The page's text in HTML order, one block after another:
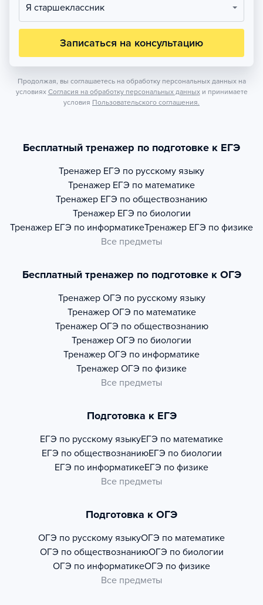
Я старшеклассник
Записаться на консультацию
Продолжая, вы соглашаетесь на обработку персональных данных на
условиях Согласия на обработку персональных данных и принимаете
условия Пользовательского соглашения.
Бесплатный тренажер по подготовке к ЕГЭ
Тренажер ЕГЭ по русскому языку
Тренажер ЕГЭ по математике
Тренажер ЕГЭ по обществознанию
Тренажер ЕГЭ по биологии
Тренажер ЕГЭ по информатикеТренажер ЕГЭ по физике
Все предметы
Бесплатный тренажер по подготовке к ОГЭ
Тренажер ОГЭ по русскому языку
Тренажер ОГЭ по математике
Тренажер ОГЭ по обществознанию
Тренажер ОГЭ по биологии
Тренажер ОГЭ по информатике
Тренажер ОГЭ по физике
Все предметы
Подготовка к ЕГЭ
ЕГЭ по русскому языкуЕГЭ по математике
ЕГЭ по обществознаниюЕГЭ по биологии
ЕГЭ по информатикеЕГЭ по физике
Все предметы
Подготовка к ОГЭ
ОГЭ по русскому языкуОГЭ по математике
ОГЭ по обществознаниюОГЭ по биологии
ОГЭ по информатикеОГЭ по физике
Все предметы